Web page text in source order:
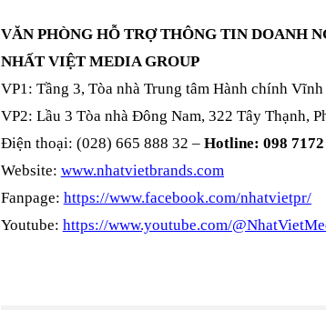
VĂN PHÒNG HỖ TRỢ THÔNG TIN DOANH
NHẤT VIỆT MEDIA GROUP
VP1: Tầng 3, Tòa nhà Trung tâm Hành chính
VP2: Lầu 3 Tòa nhà Đông Nam, 322 Tây Thạnh,
Điện thoại: (028) 665 888 32 – Hotline: 098
Website: www.nhatvietbrands.com
Fanpage: https://www.facebook.com/nhatvietpr/
Youtube: https://www.youtube.com/